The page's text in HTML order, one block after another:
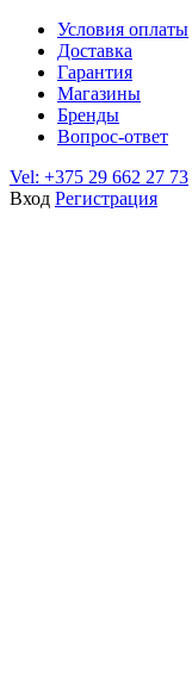
Условия оплаты
Доставка
Гарантия
Магазины
Бренды
Вопрос-ответ
Vel: +375 29 662 27 73
Вход Регистрация